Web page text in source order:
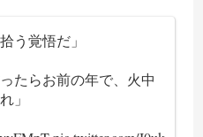
う覚悟だ」
たらお前の年で、火中
」